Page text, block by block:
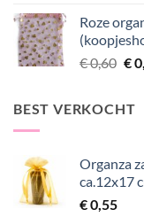
€
Roze
€0,60
€
€
BEST VERKOCHT
Organza
ca.12x17
€0,55